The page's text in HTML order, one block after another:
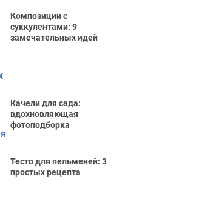
Композиции с
суккулентами: 9
замечательных идей
Качели для сада:
вдохновляющая
фотоподборка
Тесто для пельменей: 3
простых рецепта